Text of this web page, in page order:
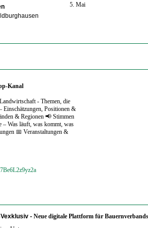
5. Mai
Kanal
- Themen, die
Einschätzungen, Positionen &
& Regionen 📢 Stimmen
– Was läuft, was kommt, was
📅 Veranstaltungen &
- Neue digitale Plattform für